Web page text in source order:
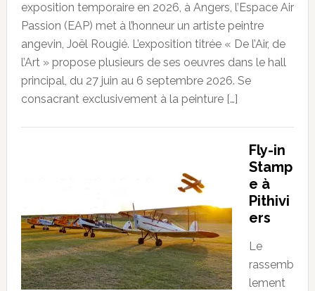
exposition temporaire en 2026, à Angers, l’Espace Air
Passion (EAP) met à l’honneur un artiste peintre
angevin, Joël Rougié. L’exposition titrée « De l’Air, de
l’Art » propose plusieurs de ses oeuvres dans le hall
principal, du 27 juin au 6 septembre 2026. Se
consacrant exclusivement à la peinture […]
Fly-in
Stamp
e à
Pithivi
ers
Le
rassemb
lement